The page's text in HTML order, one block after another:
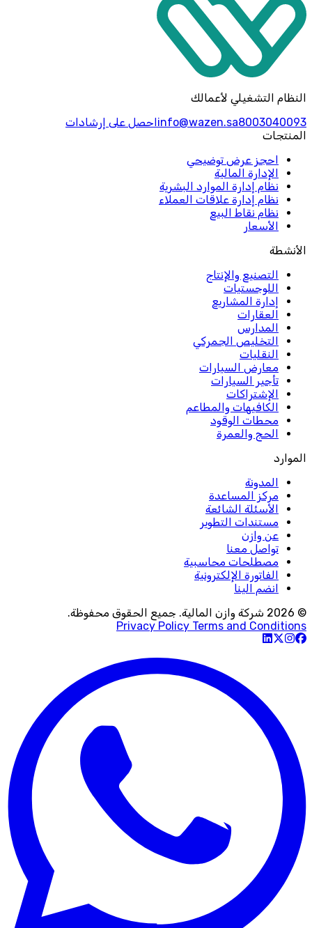
النظام التشغيلي لأعمالك
8003040093
info@wazen.saاحصل على إرشادات
المنتجات
احجز عرض توضيحي
الإدارة المالية
نظام إدارة الموارد البشرية
نظام إدارة علاقات العملاء
نظام نقاط البيع
الأسعار
الأنشطة
التصنيع والإنتاج
اللوجستيات
إدارة المشاريع
العقارات
المدارس
التخليص الجمركي
النقليات
معارض السيارات
تأجير السيارات
الإشتراكات
الكافيهات والمطاعم
محطات الوقود
الحج والعمرة
الموارد
المدونة
مركز المساعدة
الأسئلة الشائعة
مستندات التطوير
عن وازن
تواصل معنا
مصطلحات محاسبية
الفاتورة الإلكترونية
انضم الينا
© 2026 شركة وازن المالية. جميع الحقوق محفوظة.
Privacy Policy Terms and Conditions